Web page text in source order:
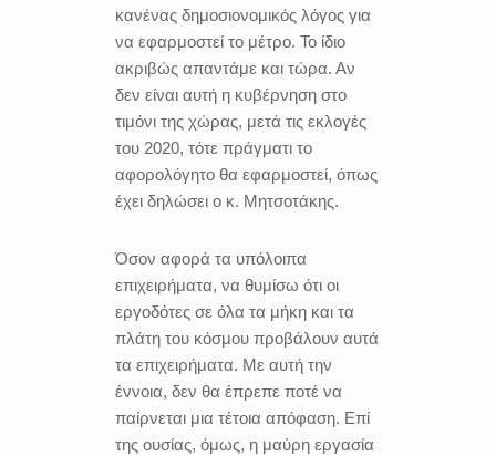
κανένας δημοσιονομικός λόγος για
να εφαρμοστεί το μέτρο. Το ίδιο
ακριβώς απαντάμε και τώρα. Αν
δεν είναι αυτή η κυβέρνηση στο
τιμόνι της χώρας, μετά τις εκλογές
του 2020, τότε πράγματι το
αφορολόγητο θα εφαρμοστεί, όπως
έχει δηλώσει ο κ. Μητσοτάκης.
Όσον αφορά τα υπόλοιπα
επιχειρήματα, να θυμίσω ότι οι
εργοδότες σε όλα τα μήκη και τα
πλάτη του κόσμου προβάλουν αυτά
τα επιχειρήματα. Με αυτή την
έννοια, δεν θα έπρεπε ποτέ να
παίρνεται μια τέτοια απόφαση. Επί
της ουσίας, όμως, η μαύρη εργασία